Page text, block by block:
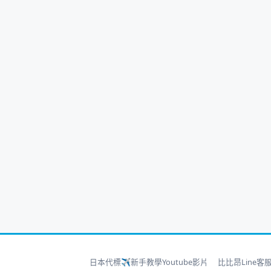
日本代標✈新手教學Youtube影片 比比昂Line客